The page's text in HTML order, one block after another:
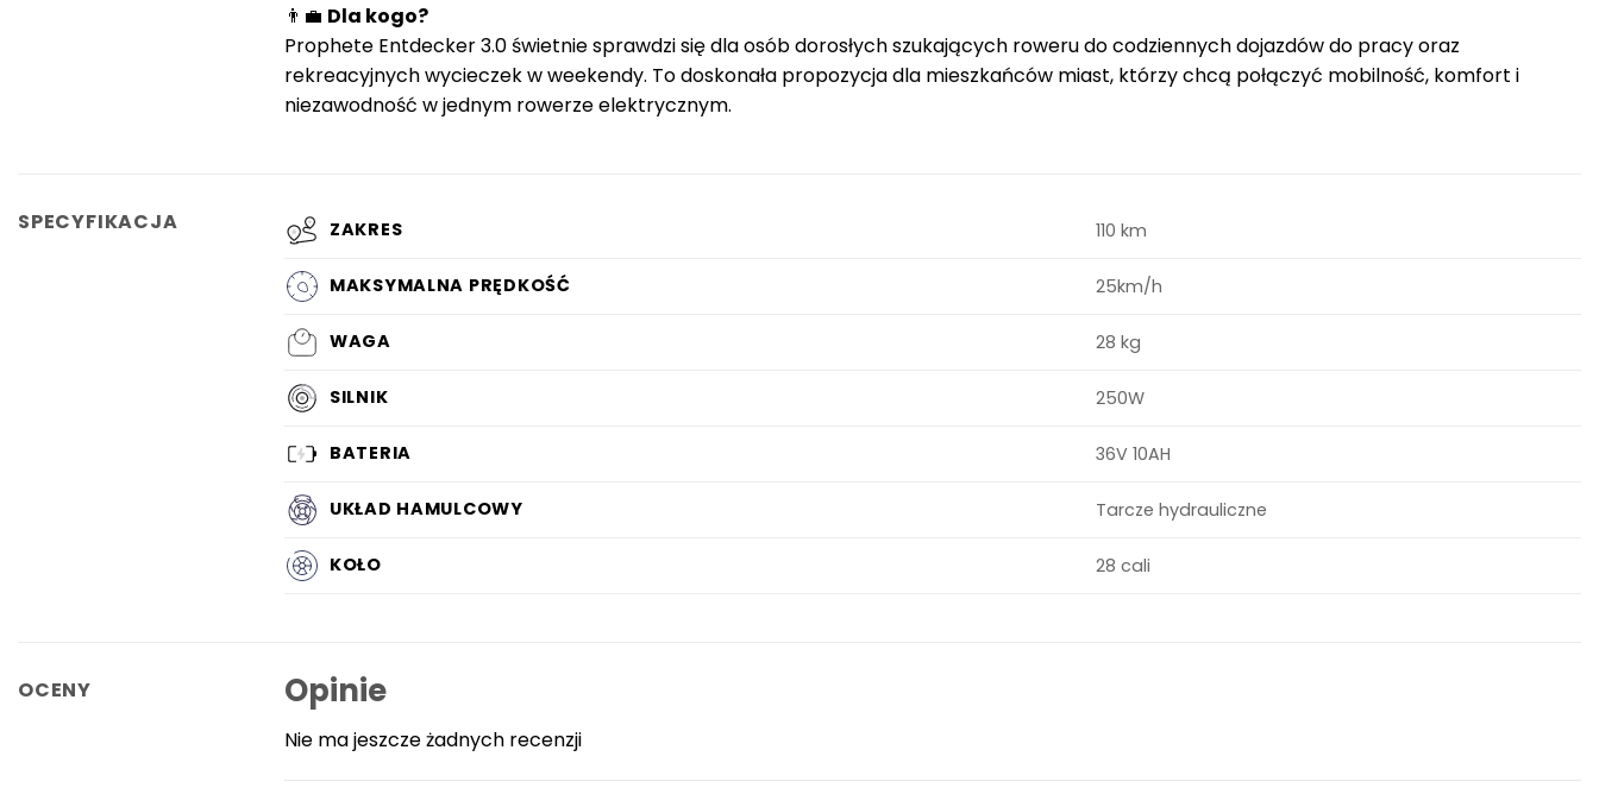
👨‍💼 Dla kogo?
Prophete Entdecker 3.0 świetnie sprawdzi się dla osób dorosłych szukających roweru do codziennych dojazdów do pracy oraz
rekreacyjnych wycieczek w weekendy. To doskonała propozycja dla mieszkańców miast, którzy chcą połączyć mobilność, komfort i
niezawodność w jednym rowerze elektrycznym.
SPECYFIKACJA ZAKRES 110 km
MAKSYMALNA PRĘDKOŚĆ 25km/h
WAGA 28 kg
SILNIK 250W
BATERIA 36V 10AH
UKŁAD HAMULCOWY Tarcze hydrauliczne
KOŁO 28 cali
OCENY Opinie
Nie ma jeszcze żadnych recenzji